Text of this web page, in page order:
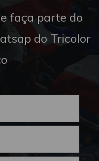
faça parte do
do Tricolor